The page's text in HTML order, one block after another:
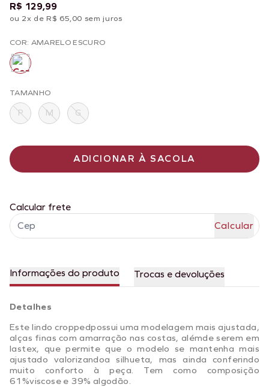
R$ 129,99
ou 2x de R$ 65,00 sem juros
COR: AMARELO ESCURO
TAMANHO
P M G
ADICIONAR À SACOLA
Calcular frete
Informações do produto Trocas e devoluções
Detalhes
Este lindo croppedpossui uma modelagem mais ajustada,
alças finas com amarração nas costas, alémde serem em
lastex, que permite que o modelo se mantenha mais
ajustado valorizandoa silhueta, mas ainda conferindo
muito conforto à peça. Tem como composição
61%viscose e 39% algodão.